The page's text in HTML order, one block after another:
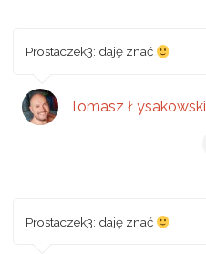
Prostaczek3: daję znać
Tomasz Łysakowski
Prostaczek3: daję znać